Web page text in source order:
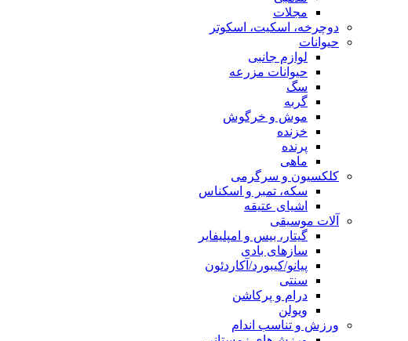
مجلات
دوچرخه، اسکیت، اسکوتر
حیوانات
لوازم جانبی
حیوانات مزرعه
سگ
گربه
موش و خرگوش
خزنده
پرنده
ماهی
کلکسیون و سرگرمی
سکه، تمبر و اسکناس
اشیای عتیقه
آلات موسیقی
گیتار، بیس و امپلیفایر
سازهای بادی
پیانو/کیبورد/آکاردئون
سنتی
درام و پرکاشن
ویولن
ورزش و تناسب اندام